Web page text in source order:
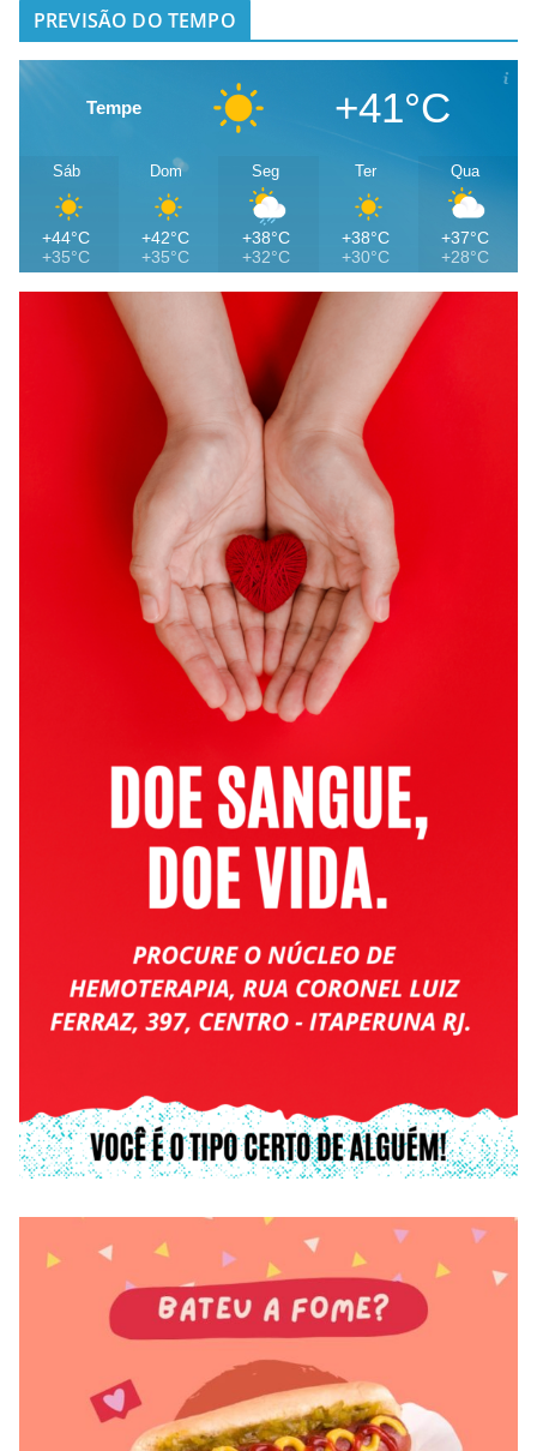
PREVISÃO DO TEMPO
Tempe +41°C
Sáb
+44°C
+35°C
Dom
+42°C
+35°C
Seg
+38°C
+32°C
Ter
+38°C
+30°C
Qua
+37°C
+28°C